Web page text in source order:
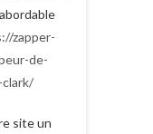
zapper-
de-
site un